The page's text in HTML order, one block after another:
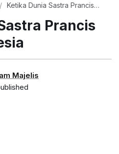
Ketika Dunia Sastra Prancis
Prancis
Majelis